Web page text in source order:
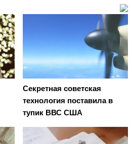
Секретная советская
технология поставила в
тупик ВВС США